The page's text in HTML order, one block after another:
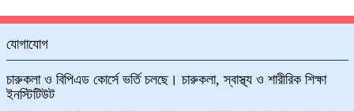
যোগাযোগ
চারুকলা ও বিপিএড কোর্সে ভর্তি চলছে। চারুকলা, স্বাস্থ্য ও শারীরিক শিক্ষা
ইনস্টিটিউট